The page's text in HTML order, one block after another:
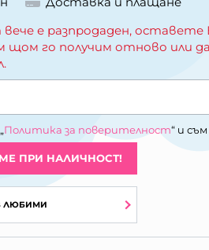
е разпродаден, оставете
щом го получим отново или
Политика за поверителност“ и
ПРИ НАЛИЧНОСТ!
ЛЮБИМИ